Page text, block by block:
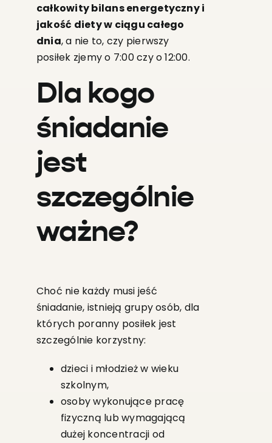
całkowity bilans energetyczny i
jakość diety w ciągu całego
dnia, a nie to, czy pierwszy
posiłek zjemy o 7:00 czy o 12:00.
Dla kogo
śniadanie
jest
szczególnie
ważne?
Choć nie każdy musi jeść
śniadanie, istnieją grupy osób, dla
których poranny posiłek jest
szczególnie korzystny:
dzieci i młodzież w wieku
szkolnym,
osoby wykonujące pracę
fizyczną lub wymagającą
dużej koncentracji od